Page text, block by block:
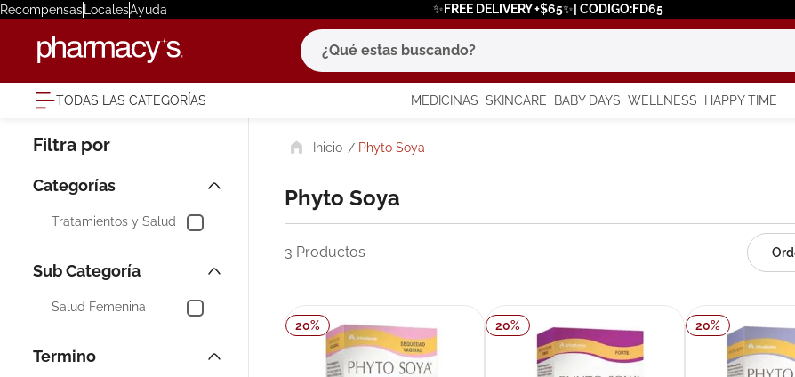
RecompensasLocalesAyuda ✨FREE DELIVERY +$65✨| CODIGO:FD65
¿Qué estas buscando?
TODAS LAS CATEGORÍAS MEDICINAS SKINCARE BABY DAYS WELLNESS HAPPY TIME
Tratamientos y Salud
Salud Femenina
Phyto Soya
Phyto Soya
3 Productos
20% 20% 20%
términos más buscados
1. eucerin
bioderma
6. degraler
7. isdin
8. roche posay